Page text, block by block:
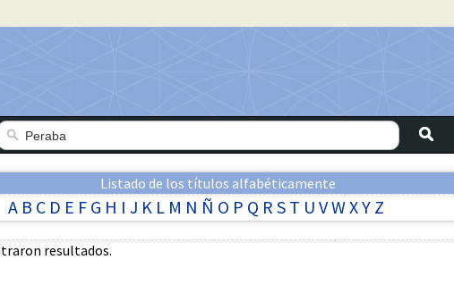
Listado de los títulos alfabéticamente
A B C D E F G H I J K L M N Ñ O P Q R S T U VWXY Z
resultados.